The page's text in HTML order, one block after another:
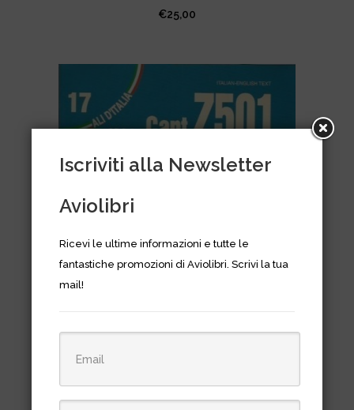
€25,00
Iscriviti alla Newsletter
Aviolibri
Ricevi le ultime informazioni e tutte le
fantastiche promozioni di Aviolibri. Scrivi la tua
mail!